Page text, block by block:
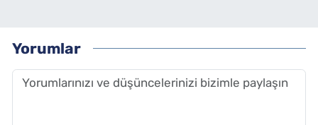
Yorumlar